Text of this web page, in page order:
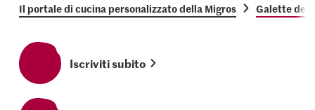
Il portale di cucina personalizzato della Migros Galette des
Iscriviti subito